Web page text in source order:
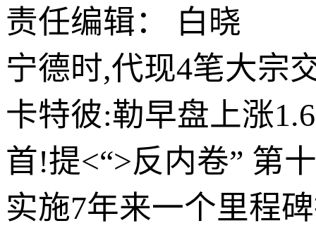
责任编辑： 白晓
宁德时,代现4笔大宗
卡特彼:勒早盘上涨
首!提<“>反内卷” 第
实施7年来一个里程